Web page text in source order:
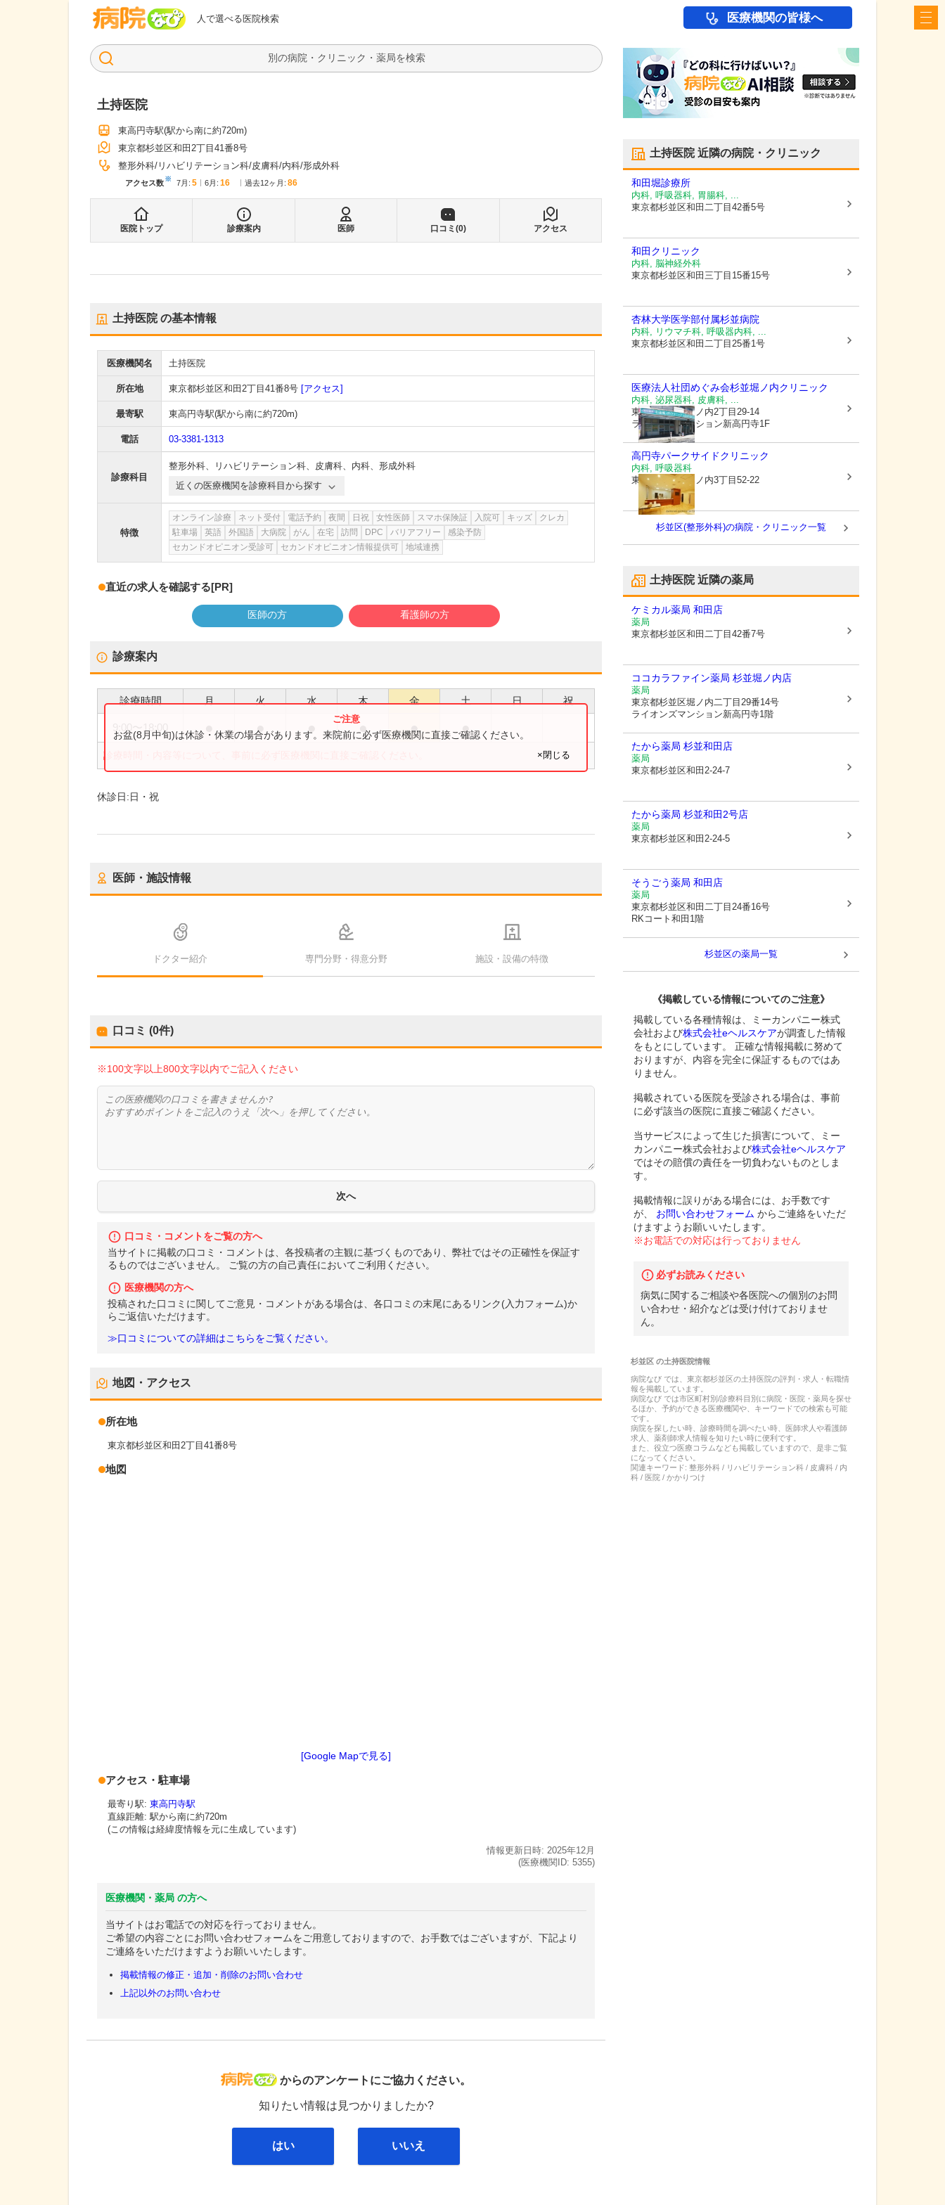
人で選べる医院検索
病院なび 医療機関の皆様へ
検索
土持医院
東高円寺駅(駅から南に約720m)
東京都杉並区和田2丁目41番8号
整形外科 リハビリテーション科 皮膚科 内科 形成外科
アクセス数※ 7月 : 5 6月 : 16 過去12ヶ月: 86
医院トップ 診療案内 医師 口コミ(0) アクセス
土持医院の基本情報
医療機関名 土持医院
所在地 東京都杉並区和田2丁目41番8号 [アクセス]
最寄駅 東高円寺駅(駅から南に約720m)
電話 03-3381-1313
診療科目
整形外科、 リハビリテーション科、 皮膚科、 内科、 形成外科
近くの医療機関を診療科目から探す
特徴
オンライン診療 ネット受付 電話予約 夜間 日祝 女性医師 スマホ保険証 入院可 キッズ
クレカ
駐車場
英語 外国語 大病院 がん 在宅 訪問 DPC バリアフリー
感染予防
セカンドオピニオン受診可
セカンドオピニオン情報提供可 地域連携
直近の求人を確認する[PR]
医師の方 看護師の方
診療案内
診療時間 月 火 水 木 金 土 日 祝
9:00 18:00 ● ● ● ● ●
診療時間・内容等について、事前に必ず医療機関に直接ご確認ください。
お盆(8月中旬)は休診・休業の場合があります。来院前に必ず医療機関に直接ご確認ください。
×閉じる
休診日:日・祝
医師・施設情報
ドクター紹介 専門分野・得意分野 施設・設備の特徴
口コミ (0件)
※100文字以上800文字以内でご記入ください
口コミ・コメントをご覧の方へ
当サイトに掲載の口コミ・コメントは、各投稿者の主観に基づくものであり、弊社ではその正確性を保証す
るものではございません。 ご覧の方の自己責任においてご利用ください。
医療機関の方へ
投稿された口コミに関してご意見・コメントがある場合は、各口コミの末尾にあるリンク(入力フォーム)か
らご返信いただけます。
≫口コミについての詳細はこちらをご覧ください。
地図・アクセス
所在地
東京都杉並区和田2丁目41番8号
地図
[Google Mapで見る]
アクセス・駐車場
最寄り駅: 東高円寺駅
直線距離: 駅から南に約720m
(この情報は経緯度情報を元に生成しています)
情報更新日時: 2025年12月
(医療機関ID: 5355)
医療機関・薬局 の方へ
当サイトはお電話での対応を行っておりません。
ご希望の内容ごとにお問い合わせフォームをご用意しておりますので、お手数ではございますが、下記より
ご連絡をいただけますようお願いいたします。
掲載情報の修正・追加・削除のお問い合わせ
上記以外のお問い合わせ
病院なび
からのアンケートにご協力ください。
知りたい情報は見つかりましたか?
はい いいえ
土持医院近隣の病院・クリニック
和田堀診療所
内科, 呼吸器科, 胃腸科, ...
東京都杉並区和田二丁目42番5号
和田クリニック
内科, 脳神経外科
東京都杉並区和田三丁目15番15号
杏林大学医学部付属杉並病院
内科, リウマチ科, 呼吸器内科, ...
東京都杉並区和田二丁目25番1号
医療法人社団めぐみ会杉並堀ノ内クリニック
内科, 泌尿器科, 皮膚科, ...
東京都杉並区堀ノ内2丁目29-14
ライオンズマンション新高円寺1F
高円寺パークサイドクリニック
内科, 呼吸器科
東京都杉並区
堀ノ内3丁目52-22
杉並区(整形外科)の病院・クリニック一覧
土持医院近隣の薬局
ケミカル薬局 和田店
薬局
東京都杉並区和田二丁目42番7号
ココカラファイン薬局 杉並堀ノ内店
薬局
東京都杉並区堀ノ内二丁目29番14号
ライオンズマンション新高円寺1階
たから薬局 杉並和田店
薬局
東京都杉並区和田2-24-7
たから薬局 杉並和田2号店
薬局
東京都杉並区和田2-24-5
そうごう薬局 和田店
薬局
東京都杉並区和田二丁目24番16号
RKコート和田1階
杉並区の薬局一覧
《掲載している情報についてのご注意》
掲載している各種情報は、ミーカンパニー株式
会社および株式会社eヘルスケアが調査した情報
をもとにしています。 正確な情報掲載に努めて
おりますが、内容を完全に保証するものではあ
りません。
掲載されている医院を受診される場合は、事前
に必ず該当の医院に直接ご確認ください。
当サービスによって生じた損害について、ミー
カンパニー株式会社および株式会社eヘルスケア
ではその賠償の責任を一切負わないものとしま
す。
掲載情報に誤りがある場合には、お手数です
が、
お問い合わせフォーム からご連絡をいただ
けますようお願いいたします。
※お電話での対応は行っておりません
必ずお読みください
病気に関するご相談や各医院への個別のお問
い合わせ・紹介などは受け付けておりませ
ん。
杉並区の土持医院情報
病院なび では、 東京都杉並区の土持医院の評判・求人・転職情
報を掲載しています。
病院なび では市区町村別/診療科目別に病院・医院・薬局を探せ
るほか、予約ができる医療機関や、キーワードでの検索も可能
です。
病院を探したい時、診療時間を調べたい時、医師求人や看護師
求人、薬剤師求人情報を知りたい時に便利です。
また、役立つ医療コラムなども掲載していますので、是非ご覧
になってください。
関連キーワード: 整形外科 / リハビリテーション科 / 皮膚科 / 内
科 / 医院 / かかりつけ